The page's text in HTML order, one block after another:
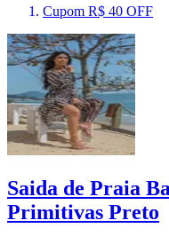
Cupom R$ 40 OFF
Saida de Praia
Primitivas Preto